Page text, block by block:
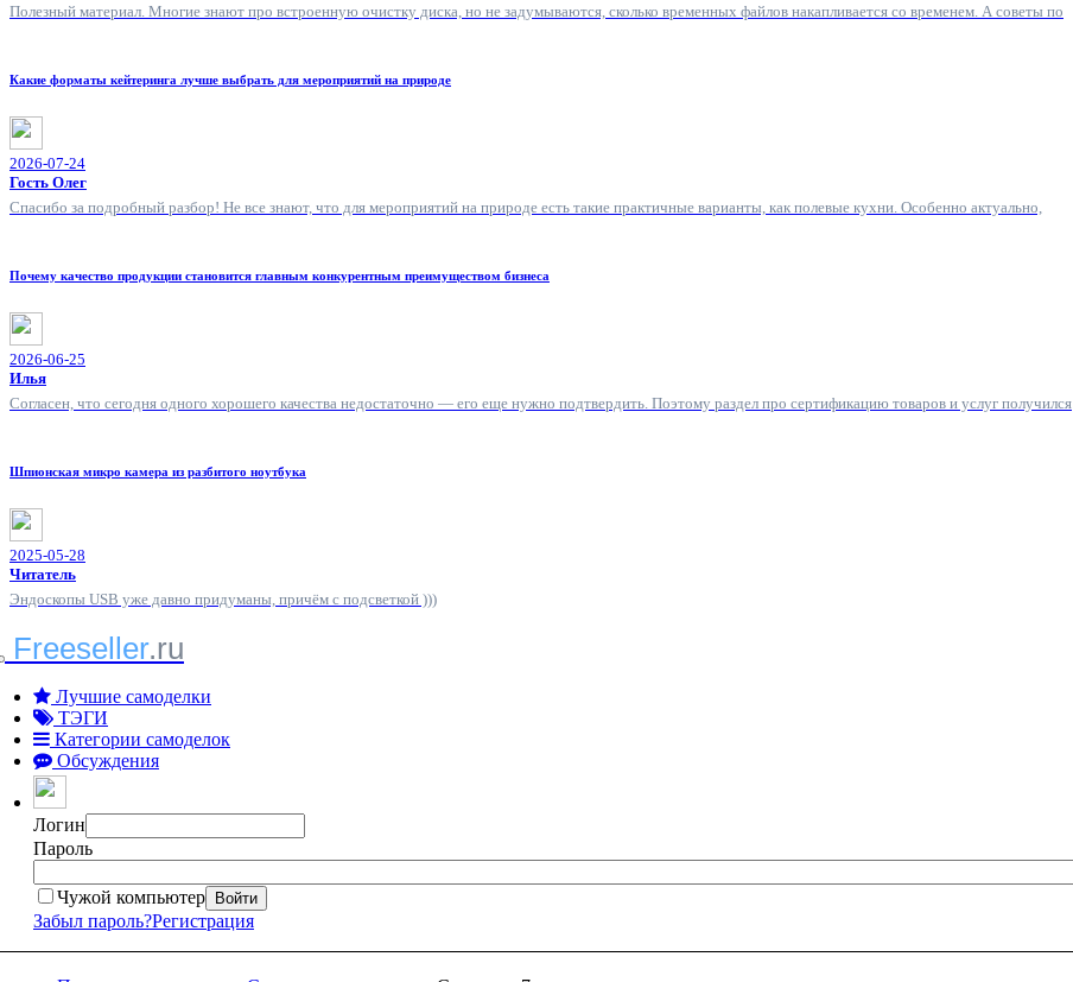
Полезный материал. Многие знают про встроенную очистку диска, но не задумываются, сколько временных файлов накапливается со временем. А советы по
Какие форматы кейтеринга лучше выбрать для мероприятий на природе
2026-07-24
Гость Олег
Спасибо за подробный разбор! Не все знают, что для мероприятий на природе есть такие практичные варианты, как полевые кухни. Особенно актуально,
Почему качество продукции становится главным конкурентным преимуществом бизнеса
2026-06-25
Илья
Согласен, что сегодня одного хорошего качества недостаточно — его еще нужно подтвердить. Поэтому раздел про сертификацию товаров и услуг получился
Шпионская микро камера из разбитого ноутбука
2025-05-28
Читатель
Эндоскопы USB уже давно придуманы, причём с подсветкой )))
Freeseller.ru
Лучшие самоделки
ТЭГИ
Категории самоделок
Обсуждения
Логин
Пароль
Чужой компьютер Войти
Забыл пароль?Регистрация